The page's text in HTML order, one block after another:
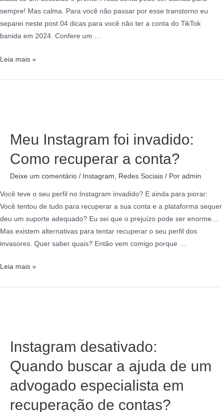
sempre! Mas calma. Para você não passar por esse transtorno eu
separei neste post 04 dicas para você não ter a conta do TikTok
banida em 2024. Confere um …
Leia mais »
Meu Instagram foi invadido:
Como recuperar a conta?
Deixe um comentário / Instagram Redes Sociais / Por admin
Você teve o seu perfil no Instagram invadido? E ainda para piorar:
Você tentou de tudo para recuperar a sua conta e a plataforma sequer
deu um suporte adequado? Eu sei que o prejuízo pode ser enorme…
Mas existem alternativas para tentar recuperar o seu perfil dos
invasores. Quer saber quais? Então vem comigo porque …
Leia mais »
Instagram desativado:
Quando buscar a ajuda de um
advogado especialista em
recuperação de contas?